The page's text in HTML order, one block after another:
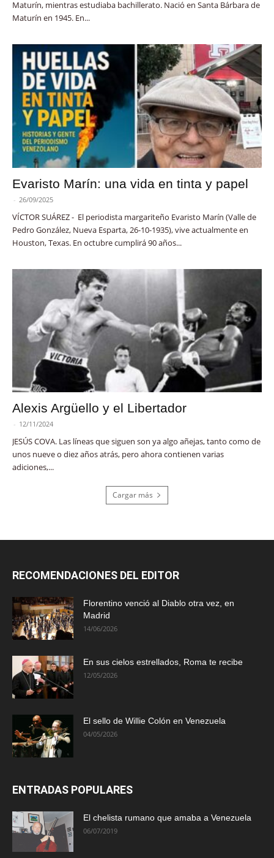
Maturín, mientras estudiaba bachillerato. Nació en Santa Bárbara de
Maturín en 1945. En...
Evaristo Marín: una vida en tinta y papel
- 26/09/2025
VÍCTOR SUÁREZ - El periodista margariteño Evaristo Marín (Valle de
Pedro González, Nueva Esparta, 26-10-1935), vive actualmente en
Houston, Texas. En octubre cumplirá 90 años...
Alexis Argüello y el Libertador
- 12/11/2024
JESÚS COVA. Las líneas que siguen son ya algo añejas, tanto como de
unos nueve o diez años atrás, pero ahora contienen varias
adiciones,...
Cargar más
RECOMENDACIONES DEL EDITOR
Florentino venció al Diablo otra vez, en
Madrid
14/06/2026
En sus cielos estrellados, Roma te recibe
12/05/2026
El sello de Willie Colón en Venezuela
04/05/2026
ENTRADAS POPULARES
El chelista rumano que amaba a Venezuela
06/07/2019